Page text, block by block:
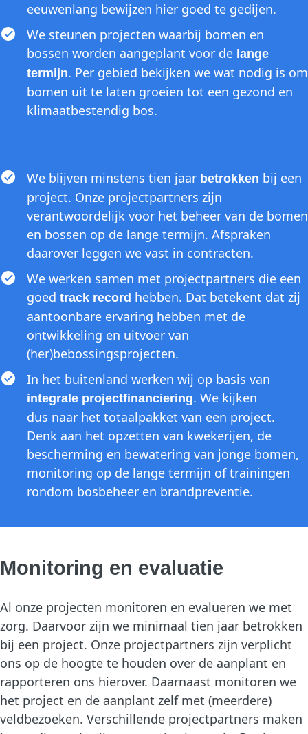
eeuwenlang bewijzen hier goed te gedijen.
We steunen projecten waarbij bomen en
bossen worden aangeplant voor de lange
termijn. Per gebied bekijken we wat nodig is om
bomen uit te laten groeien tot een gezond en
klimaatbestendig bos.
We blijven minstens tien jaar betrokken bij een
project. Onze projectpartners zijn
verantwoordelijk voor het beheer van de bomen
en bossen op de lange termijn. Afspraken
daarover leggen we vast in contracten.
We werken samen met projectpartners die een
goed track record hebben. Dat betekent dat zij
aantoonbare ervaring hebben met de
ontwikkeling en uitvoer van
(her)bebossingsprojecten.
In het buitenland werken wij op basis van
integrale projectfinanciering. We kijken
dus naar het totaalpakket van een project.
Denk aan het opzetten van kwekerijen, de
bescherming en bewatering van jonge bomen,
monitoring op de lange termijn of trainingen
rondom bosbeheer en brandpreventie.
Monitoring en evaluatie
Al onze projecten monitoren en evalueren we met
zorg. Daarvoor zijn we minimaal tien jaar betrokken
bij een project. Onze projectpartners zijn verplicht
ons op de hoogte te houden over de aanplant en
rapporteren ons hierover. Daarnaast monitoren we
het project en de aanplant zelf met (meerdere)
veldbezoeken. Verschillende projectpartners maken